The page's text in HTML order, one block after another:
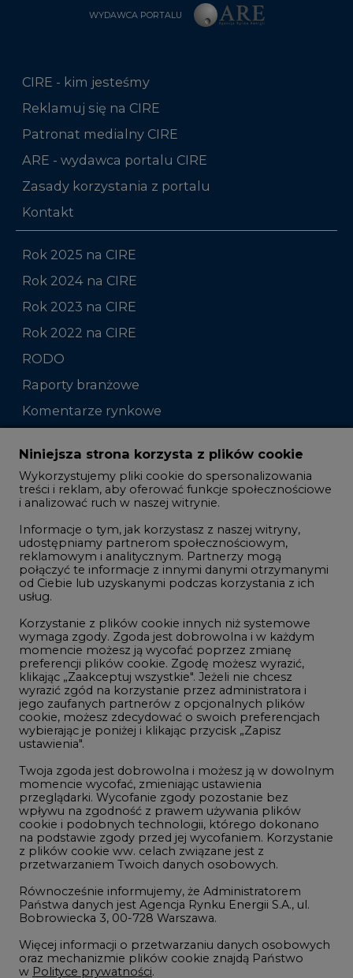
WYDAWCA PORTALU
CIRE - kim jesteśmy
Reklamuj się na CIRE
Patronat medialny CIRE
ARE - wydawca portalu CIRE
Zasady korzystania z portalu
Kontakt
Rok 2025 na CIRE
Rok 2024 na CIRE
Rok 2023 na CIRE
Rok 2022 na CIRE
RODO
Raporty branżowe
Komentarze rynkowe
Zmiany kadrowe na rynku
Studio CIRE
Rozmowy o energetyce
Gospodarka
Geopolityka
LTE450
Innowacje i AI
Telekomunikacja i IT
Handel emisjami CO2
Wodór
Górnictwo
Atom
Fotowoltaika
Offshore wind
Zielone samorządy
Zielona gospodarka
Niniejsza strona korzysta z plików cookie
Wykorzystujemy pliki cookie do spersonalizowania
treści i reklam, aby oferować funkcje społecznościowe
i analizować ruch w naszej witrynie.
Informacje o tym, jak korzystasz z naszej witryny,
udostępniamy partnerom społecznościowym,
reklamowym i analitycznym. Partnerzy mogą
połączyć te informacje z innymi danymi otrzymanymi
od Ciebie lub uzyskanymi podczas korzystania z ich
usług.
Korzystanie z plików cookie innych niż systemowe
wymaga zgody. Zgoda jest dobrowolna i w każdym
momencie możesz ją wycofać poprzez zmianę
preferencji plików cookie. Zgodę możesz wyrazić,
klikając „Zaakceptuj wszystkie". Jeżeli nie chcesz
wyrazić zgód na korzystanie przez administratora i
jego zaufanych partnerów z opcjonalnych plików
cookie, możesz zdecydować o swoich preferencjach
wybierając je poniżej i klikając przycisk „Zapisz
ustawienia".
Twoja zgoda jest dobrowolna i możesz ją w dowolnym
momencie wycofać, zmieniając ustawienia
przeglądarki. Wycofanie zgody pozostanie bez
wpływu na zgodność z prawem używania plików
cookie i podobnych technologii, którego dokonano
na podstawie zgody przed jej wycofaniem. Korzystanie
z plików cookie ww. celach związane jest z
przetwarzaniem Twoich danych osobowych.
Równocześnie informujemy, że Administratorem
Państwa danych jest Agencja Rynku Energii S.A., ul.
Bobrowiecka 3, 00-728 Warszawa.
Więcej informacji o przetwarzaniu danych osobowych
oraz mechanizmie plików cookie znajdą Państwo
w Polityce prywatności.